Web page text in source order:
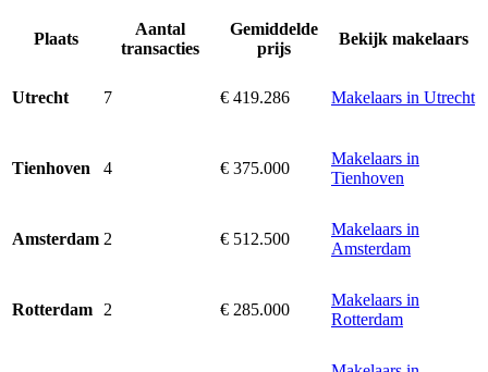
Plaats
Aantal
transacties
Gemiddelde
prijs
Bekijk makelaars
Utrecht 7 € 419.286 Makelaars in Utrecht
Tienhoven 4 € 375.000
Makelaars in
Tienhoven
Amsterdam 2 € 512.500
Makelaars in
Amsterdam
Rotterdam 2 € 285.000
Makelaars in
Rotterdam